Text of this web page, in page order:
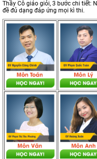
Thầy Cô giáo giỏi, 3 bước chi tiết:
đề đủ dạng đáp ứng mọi kì thi.